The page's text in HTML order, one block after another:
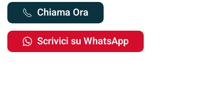
Chiama Ora
Scrivici su WhatsApp